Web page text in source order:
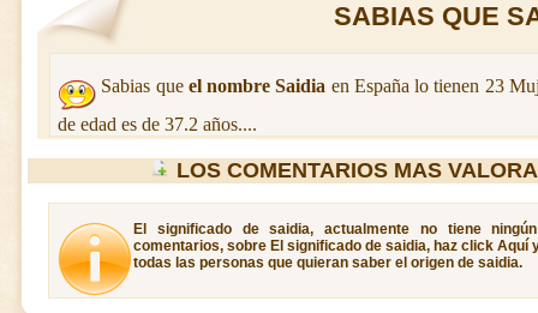
SABIAS QUE
Sabias que el nombre Saidia en España lo tienen 23
de edad es de 37.2 años....
LOS COMENTARIOS MAS
El significado de saidia, actualmente no tiene
comentarios, sobre El significado de saidia, haz click Aquí
todas las personas que quieran saber el origen de saidia.